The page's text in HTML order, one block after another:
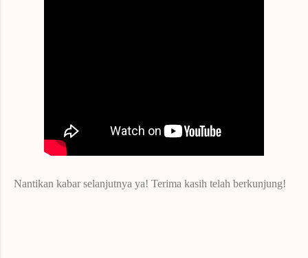
Nantikan kabar selanjutnya ya! Terima kasih telah berkunjung!